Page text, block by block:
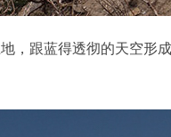
，跟蓝得透彻的天空形